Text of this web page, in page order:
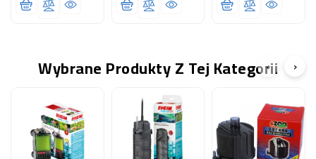
Wybrane Produkty Z Tej Kategorii
‹ ›